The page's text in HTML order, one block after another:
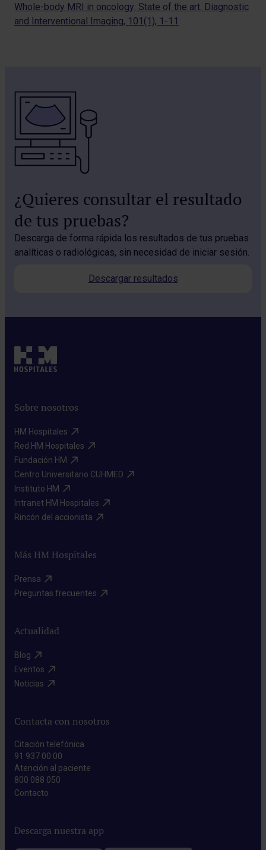
Whole-body MRI in oncology: State of the art. Diagnostic
and Interventional Imaging, 101(1), 1-11
¿Quieres consultar el resultado
de tus pruebas?
Descarga de forma rápida los resultados de tus pruebas
analíticas o radiológicas, sin necesidad de iniciar sesión.
Descargar resultados
Sobre nosotros
HM Hospitales​
Red HM Hospitales​
Fundación HM​
Centro Universitario CUHMED​
Instituto HM​
Intranet HM Hospitales​
Rincón del accionista​
Más HM Hospitales
Prensa​
Preguntas frecuentes​
Actualidad
Blog​
Eventos​
Noticias​
Contacta con nosotros
Citación telefónica
91 937 00 00
Atención al paciente
800 088 050
Contacto​
Descarga nuestra app